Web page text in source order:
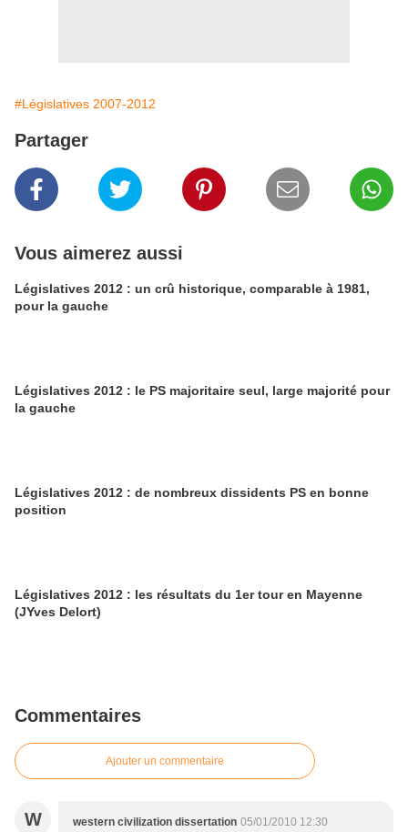
#Législatives 2007-2012
Partager
Vous aimerez aussi
Législatives 2012 : un crû historique, comparable à 1981,
pour la gauche
Législatives 2012 : le PS majoritaire seul, large majorité pour
la gauche
Législatives 2012 : de nombreux dissidents PS en bonne
position
Législatives 2012 : les résultats du 1er tour en Mayenne
(JYves Delort)
Commentaires
Ajouter un commentaire
W western civilization dissertation 05/01/2010 12:30